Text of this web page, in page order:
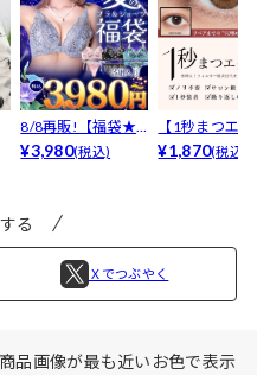
8/8再販!【福袋★
ブラセット3点
¥3,980(税込)
【1秒まつエ
リュームタイ
¥1,870(税込)
る
Ｘでつぶやく
品画像が最も近いお色で表示